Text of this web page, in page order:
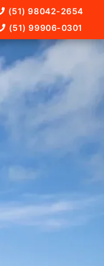
(51) 98042-2654
(51) 99906-0301